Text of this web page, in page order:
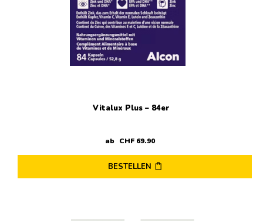
Vitalux Plus – 84er
ab CHF69.90
BESTELLEN